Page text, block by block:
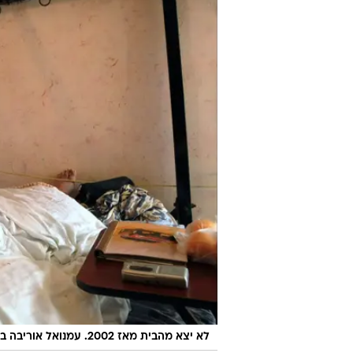
לא יצא מהבית מאז 2002. עמנואל אוריבה בביתו